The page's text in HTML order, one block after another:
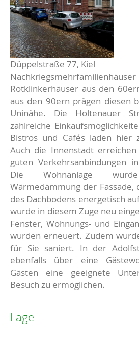
Düppelstraße 77, Kiel
Rotklinkerhäuser aus den
aus den 90ern prägen diesen
Uninähe. Die Holtenauer
zahlreiche
Bistros und Cafés laden hier
Auch die Innenstadt
guten Verkehrsanbindungen
Die Wohnanlage
Wärmedämmung der Fassade,
des Dachbodens energetisch
wurde in diesem Zuge neu
Fenster, Wohnungs- und
wurden erneuert. Zudem
für Sie saniert. In der
ebenfalls über eine
Gästen eine geeignete
Besuch zu ermöglichen.
Lage